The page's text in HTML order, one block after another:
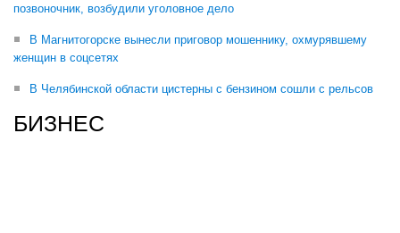
позвоночник, возбудили уголовное дело
В Магнитогорске вынесли приговор мошеннику, охмурявшему
женщин в соцсетях
В Челябинской области цистерны с бензином сошли с рельсов
БИЗНЕС